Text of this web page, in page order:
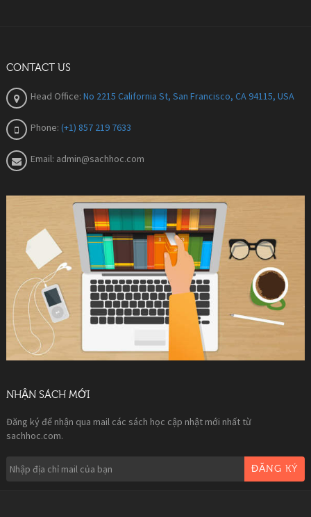
CONTACT US
Head Office: No 2215 California St, San Francisco, CA 94115, USA
Phone: (+1) 857 219 7633
Email: admin@sachhoc.com
NHẬN SÁCH MỚI
Đăng ký để nhận qua mail các sách học cập nhật mới nhất từ
sachhoc.com.
ĐĂNG KÝ